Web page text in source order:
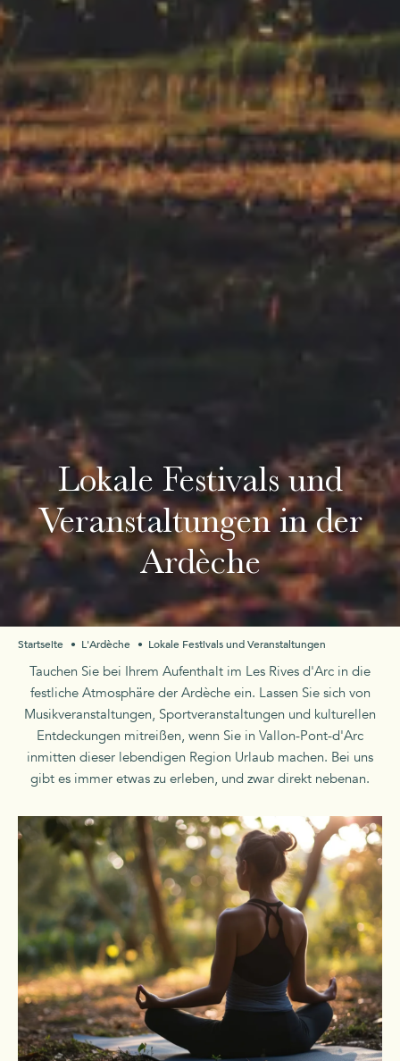
Lokale Festivals und
Veranstaltungen in der
Ardèche
Startseite L'Ardèche Lokale Festivals und Veranstaltungen
Tauchen Sie bei Ihrem Aufenthalt im Les Rives d'Arc in die
festliche Atmosphäre der Ardèche ein. Lassen Sie sich von
Musikveranstaltungen, Sportveranstaltungen und kulturellen
Entdeckungen mitreißen, wenn Sie in Vallon-Pont-d'Arc
inmitten dieser lebendigen Region Urlaub machen. Bei uns
gibt es immer etwas zu erleben, und zwar direkt nebenan.